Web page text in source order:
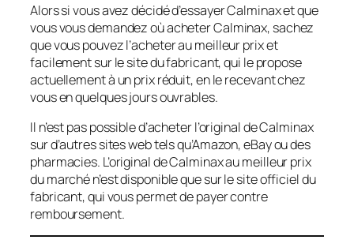
Alors si vous avez décidé d’essayer Calminax et que
vous vous demandez où acheter Calminax, sachez
que vous pouvez l’acheter au meilleur prix et
facilement sur le site du fabricant, qui le propose
actuellement à un prix réduit, en le recevant chez
vous en quelques jours ouvrables.
Il n’est pas possible d’acheter l’original de Calminax
sur d’autres sites web tels qu’Amazon, eBay ou des
pharmacies. L’original de Calminax au meilleur prix
du marché n’est disponible que sur le site officiel du
fabricant, qui vous permet de payer contre
remboursement.